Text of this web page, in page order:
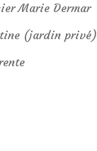
Marie Dermar
(jardin privé)